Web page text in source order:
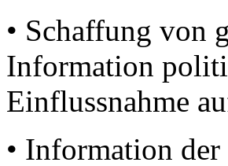
• Schaffung von
Information
Einflussnahme
• Information